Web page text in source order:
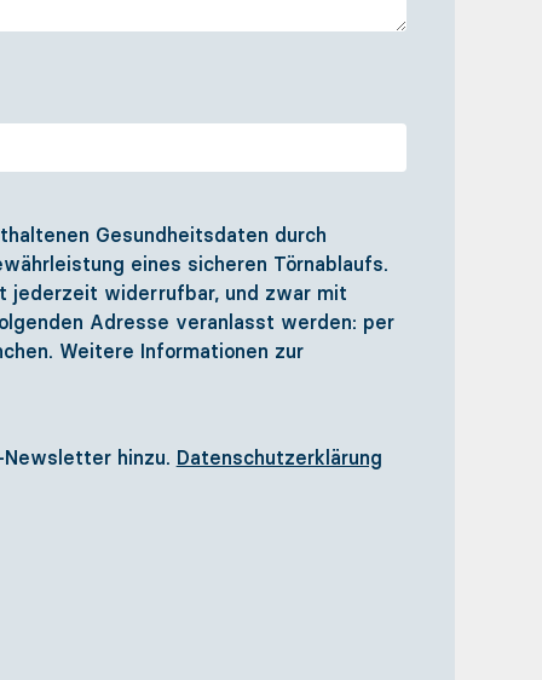
Gesundheitsdaten durch
eines sicheren Törnablaufs.
jederzeit widerrufbar, und zwar mit
Adresse veranlasst werden: per
Weitere Informationen zur
hinzu. Datenschutzerklärung